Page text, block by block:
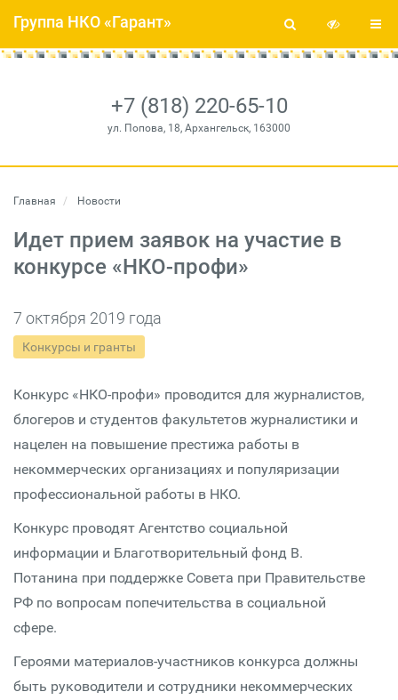
+7 (818) 220-65-10
ул. Попова, 18, Архангельск, 163000
Группа НКО «Гарант»
Главная Новости
Идет прием заявок на участие в
конкурсе «НКО-профи»
7 октября 2019 года
Конкурсы и гранты
Конкурс «НКО-профи» проводится для журналистов,
блогеров и студентов факультетов журналистики и
нацелен на повышение престижа работы в
некоммерческих организациях и популяризации
профессиональной работы в НКО.
Конкурс проводят Агентство социальной
информации и Благотворительный фонд В.
Потанина при поддержке Совета при Правительстве
РФ по вопросам попечительства в социальной
сфере.
Героями материалов-участников конкурса должны
быть руководители и сотрудники некоммерческих